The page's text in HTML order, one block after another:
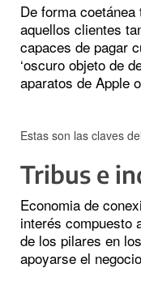
De forma
aquellos clientes
capaces de pagar
‘oscuro objeto de
aparatos de Apple
Estas son las claves
Tribus e
Economia de
interés compuesto
de los pilares en
apoyarse el